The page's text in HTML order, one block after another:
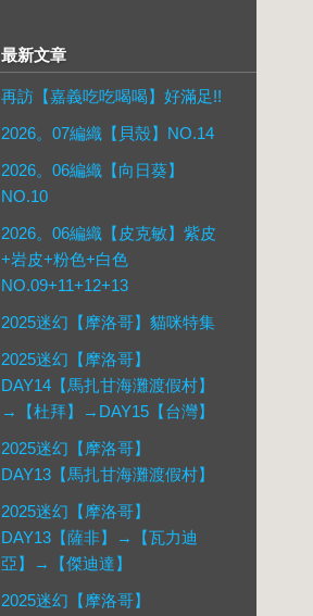
最新文章
再訪【嘉義吃吃喝喝】好滿足!!
2026。07編織【貝殼】NO.14
2026。06編織【向日葵】
NO.10
2026。06編織【皮克敏】紫皮
+岩皮+粉色+白色
NO.09+11+12+13
2025迷幻【摩洛哥】貓咪特集
2025迷幻【摩洛哥】
DAY14【馬扎甘海灘渡假村】
→【杜拜】→DAY15【台灣】
2025迷幻【摩洛哥】
DAY13【馬扎甘海灘渡假村】
2025迷幻【摩洛哥】
DAY13【薩非】→【瓦力迪
亞】→【傑迪達】
2025迷幻【摩洛哥】